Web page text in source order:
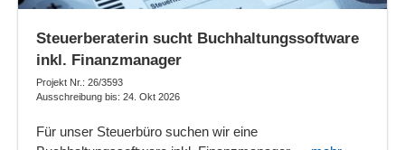
Steuerberaterin sucht Buchhaltungssoftware
inkl. Finanzmanager
Projekt Nr.: 26/3593
Ausschreibung bis: 24. Okt 2026
Für unser Steuerbüro suchen wir eine